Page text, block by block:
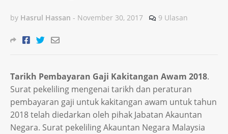
by Hasrul Hassan - November 30, 2017 9 Ulasan
Tarikh Pembayaran Gaji Kakitangan Awam 2018.
Surat pekeliling mengenai tarikh dan peraturan
pembayaran gaji untuk kakitangan awam untuk tahun
2018 telah diedarkan oleh pihak Jabatan Akauntan
Negara. Surat pekeliling Akauntan Negara Malaysia